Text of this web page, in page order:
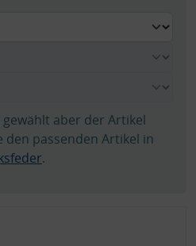
gewählt aber der Artikel
den passenden Artikel in
.